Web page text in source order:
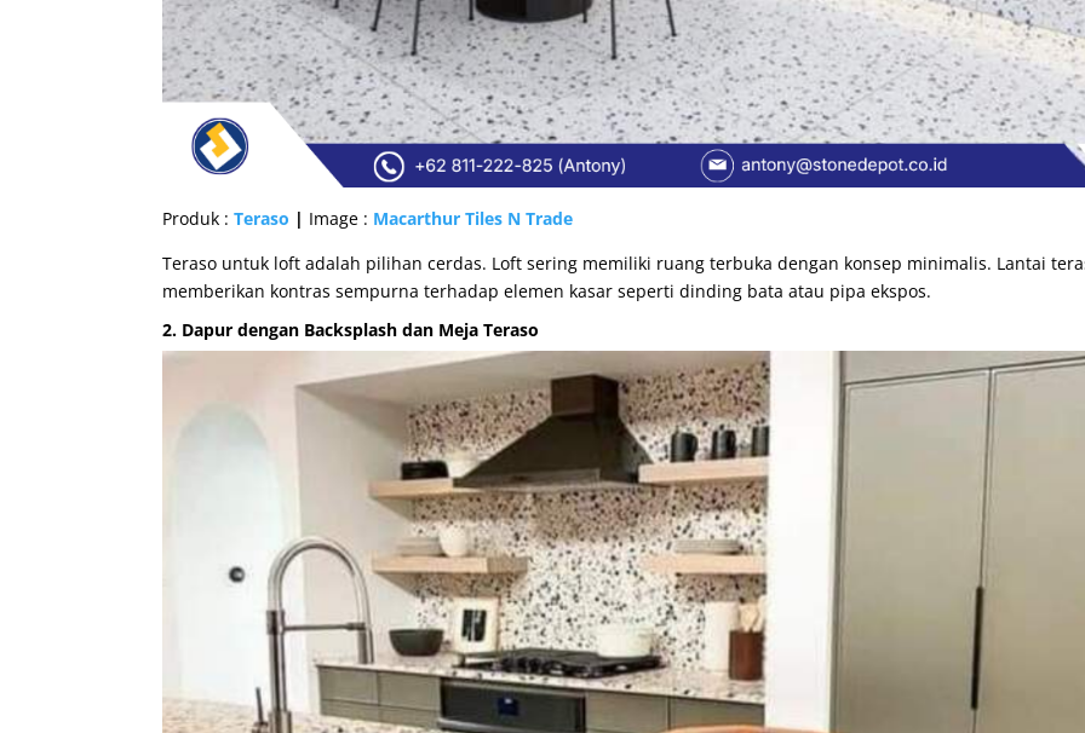
Produk : Teraso | Image : Macarthur Tiles N Trade
Teraso untuk loft adalah pilihan cerdas. Loft sering memiliki ruang terbuka dengan konsep minimalis. Lantai
memberikan kontras sempurna terhadap elemen kasar seperti dinding bata atau pipa ekspos.
2. Dapur dengan Backsplash dan Meja Teraso